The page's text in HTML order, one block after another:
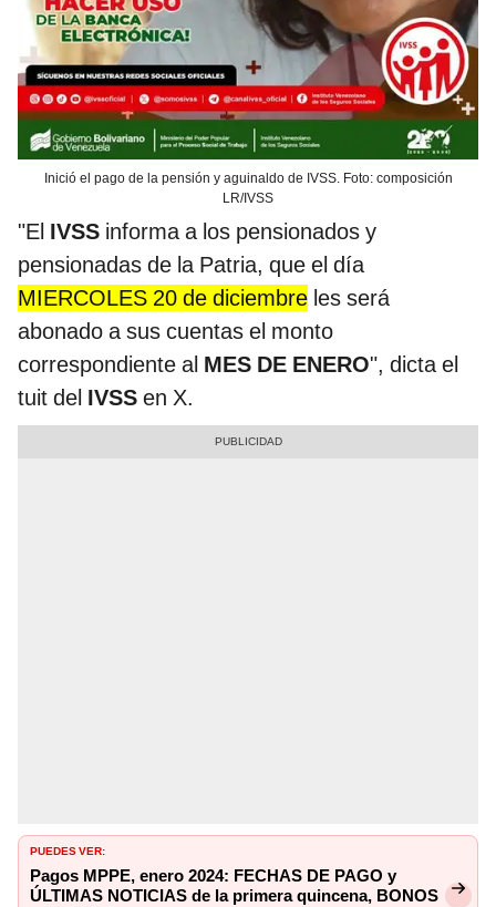
Inició el pago de la pensión y aguinaldo de IVSS. Foto: composición
LR/IVSS
"El IVSS informa a los pensionados y
pensionadas de la Patria, que el día
MIERCOLES 20 de diciembre les será
abonado a sus cuentas el monto
correspondiente al MES DE ENERO", dicta el
tuit del IVSS en X.
PUEDES VER:
Pagos MPPE, enero 2024: FECHAS DE PAGO y
ÚLTIMAS NOTICIAS de la primera quincena, BONOS